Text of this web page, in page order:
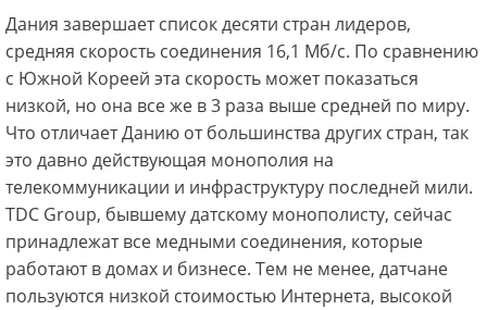
Дания завершает список десяти стран лидеров,
средняя скорость соединения 16,1 Мб/с. По сравнению
с Южной Кореей эта скорость может показаться
низкой, но она все же в 3 раза выше средней по миру.
Что отличает Данию от большинства других стран, так
это давно действующая монополия на
телекоммуникации и инфраструктуру последней мили.
TDC Group, бывшему датскому монополисту, сейчас
принадлежат все медными соединения, которые
работают в домах и бизнесе. Тем не менее, датчане
пользуются низкой стоимостью Интернета, высокой